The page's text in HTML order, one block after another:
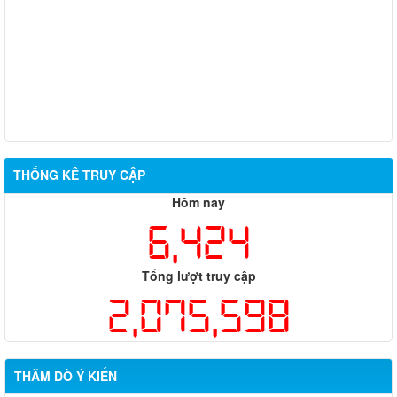
THỐNG KÊ TRUY CẬP
Hôm nay
6,424
Tổng lượt truy cập
2,075,598
THĂM DÒ Ý KIẾN